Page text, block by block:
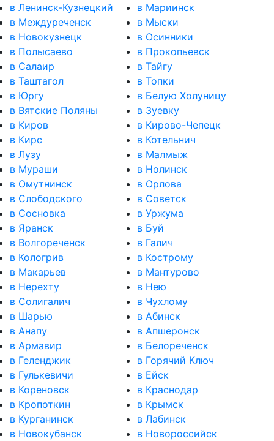
в Ленинск-Кузнецкий
в Мариинск
в Междуреченск
в Мыски
в Новокузнецк
в Осинники
в Полысаево
в Прокопьевск
в Салаир
в Тайгу
в Таштагол
в Топки
в Юргу
в Белую Холуницу
в Вятские Поляны
в Зуевку
в Киров
в Кирово-Чепецк
в Кирс
в Котельнич
в Лузу
в Малмыж
в Мураши
в Нолинск
в Омутнинск
в Орлова
в Слободского
в Советск
в Сосновка
в Уржума
в Яранск
в Буй
в Волгореченск
в Галич
в Кологрив
в Кострому
в Макарьев
в Мантурово
в Нерехту
в Нею
в Солигалич
в Чухлому
в Шарью
в Абинск
в Анапу
в Апшеронск
в Армавир
в Белореченск
в Геленджик
в Горячий Ключ
в Гулькевичи
в Ейск
в Кореновск
в Краснодар
в Кропоткин
в Крымск
в Курганинск
в Лабинск
в Новокубанск
в Новороссийск